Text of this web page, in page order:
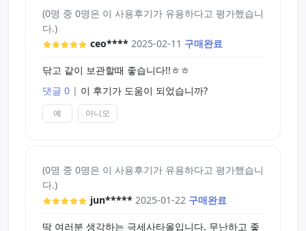
다!
(0명 중 0명은 이 사용후기가 유용하다고 평가했습니
다.)
ceo**** 2025-02-11 구매완료
닦고 같이 보관할때 좋습니다!!ㅎㅎ
댓글 0 | 이 후기가 도움이 되었습니까?
예 아니오
(0명 중 0명은 이 사용후기가 유용하다고 평가했습니
다.)
jun***** 2025-01-22 구매완료
딱 여러분 생각하는 극세사타올입니다. 무난하고 좋